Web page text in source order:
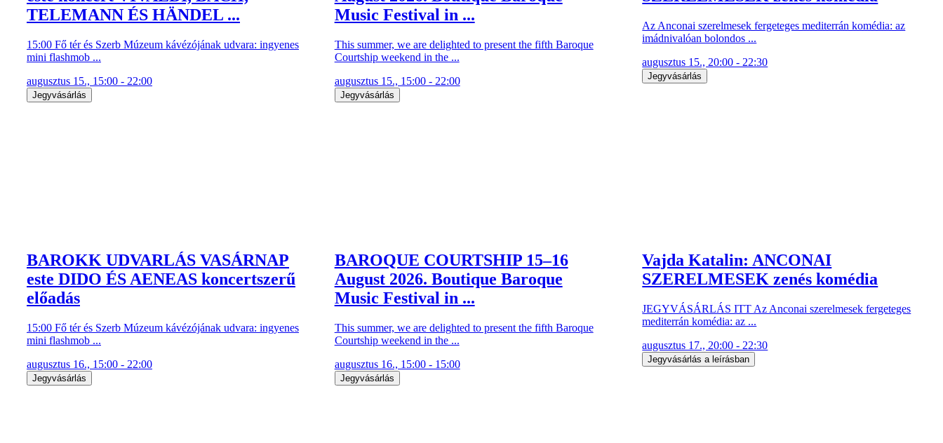
TELEMANN ÉS HÄNDEL ...
15:00 Fő tér és Szerb Múzeum kávézójának udvara: ingyenes
mini flashmob ...
augusztus 15., 15:00 - 22:00
Jegyvásárlás
Music Festival in ...
This summer, we are delighted to present the fifth Baroque
Courtship weekend in the ...
augusztus 15., 15:00 - 22:00
Jegyvásárlás
Az Anconai szerelmesek fergeteges mediterrán komédia: az
imádnivalóan bolondos ...
augusztus 15., 20:00 - 22:30
Jegyvásárlás
BAROKK UDVARLÁS VASÁRNAP
este DIDO ÉS AENEAS koncertszerű
előadás
15:00 Fő tér és Szerb Múzeum kávézójának udvara: ingyenes
mini flashmob ...
augusztus 16., 15:00 - 22:00
Jegyvásárlás
BAROQUE COURTSHIP 15–16
August 2026. Boutique Baroque
Music Festival in ...
This summer, we are delighted to present the fifth Baroque
Courtship weekend in the ...
augusztus 16., 15:00 - 15:00
Jegyvásárlás
Vajda Katalin: ANCONAI
SZERELMESEK zenés komédia
JEGYVÁSÁRLÁS ITT Az Anconai szerelmesek fergeteges
mediterrán komédia: az ...
augusztus 17., 20:00 - 22:30
Jegyvásárlás a leírásban